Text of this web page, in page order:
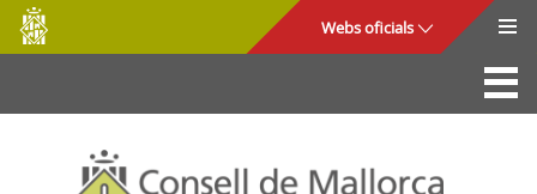
Salta al contingut principal
Consell
de
Mallorca
Webs oficials
La Seu
Consell de Mallorca